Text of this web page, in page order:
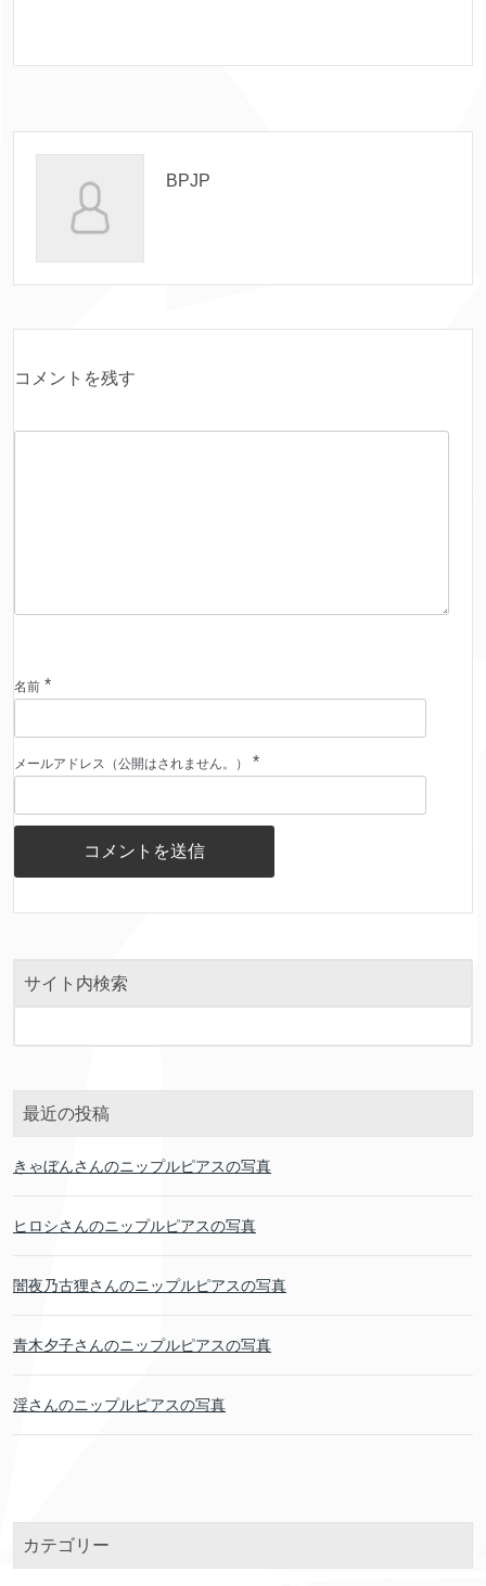
BPJP
コメントを残す
名前 *
メールアドレス（公開はされません。） *
サイト内検索
最近の投稿
きゃぼんさんのニップルピアスの写真
ヒロシさんのニップルピアスの写真
闇夜乃古狸さんのニップルピアスの写真
青木夕子さんのニップルピアスの写真
淫さんのニップルピアスの写真
カテゴリー